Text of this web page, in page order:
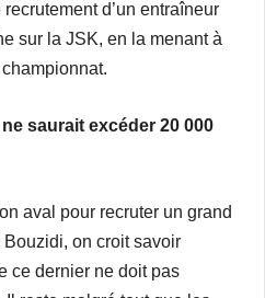
d’un entraîneur
sur la JSK, en la menant à
saurait excéder 20 000
aval pour recruter un grand
on croit savoir
ce dernier ne doit pas